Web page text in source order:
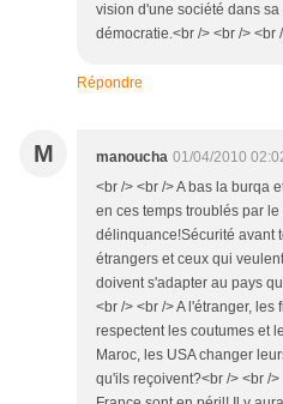
vision d'une société dans
démocratie.<br /> <br /> <br
Répondre
M manoucha 01/04/2010
<br /> <br /> A bas la burqa
en ces temps troublés par
délinquance!Sécurité avant
étrangers et ceux qui
doivent s'adapter au pays
<br /> <br /> A l'étranger,
respectent les coutumes et
Maroc, les USA changer
qu'ils reçoivent?<br /> <br /